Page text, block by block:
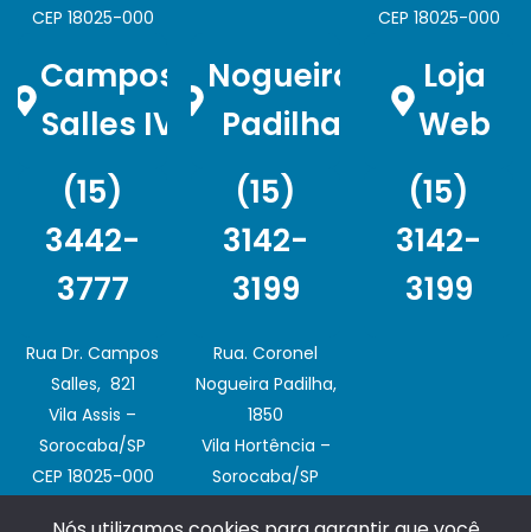
CEP 18025-000
CEP 18025-000
Campos
Salles IV
(15)
3442-
3777
Rua Dr. Campos
Salles, 821
Vila Assis –
Sorocaba/SP
CEP 18025-000
Nogueira
Padilha
(15)
3142-
3199
Rua. Coronel
Nogueira Padilha,
1850
Vila Hortência –
Sorocaba/SP
Loja
Web
(15)
3142-
3199